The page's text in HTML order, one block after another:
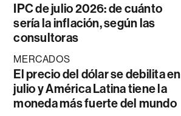
IPC de julio 2026: de cuánto
sería la inflación, según las
consultoras
MERCADOS
El precio del dólar se debilita en
julio y América Latina tiene la
moneda más fuerte del mundo